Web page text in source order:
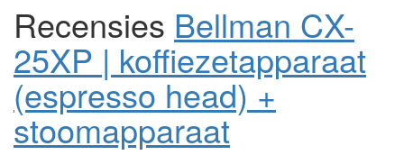
Recensies Bellman CX-
25XP | koffiezetapparaat
(espresso head) +
stoomapparaat